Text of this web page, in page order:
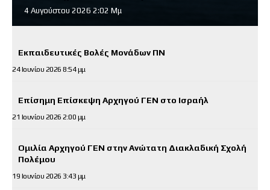
4 Αυγούστου 2026 2:02 Μμ
Εκπαιδευτικές Βολές Μονάδων ΠΝ
24 Ιουνίου 2026 8:54 μμ
Επίσημη Επίσκεψη Αρχηγού ΓΕΝ στο Ισραήλ
21 Ιουνίου 2026 2:00 μμ
Ομιλία Αρχηγού ΓΕΝ στην Ανώτατη Διακλαδική Σχολή
Πολέμου
19 Ιουνίου 2026 3:43 μμ